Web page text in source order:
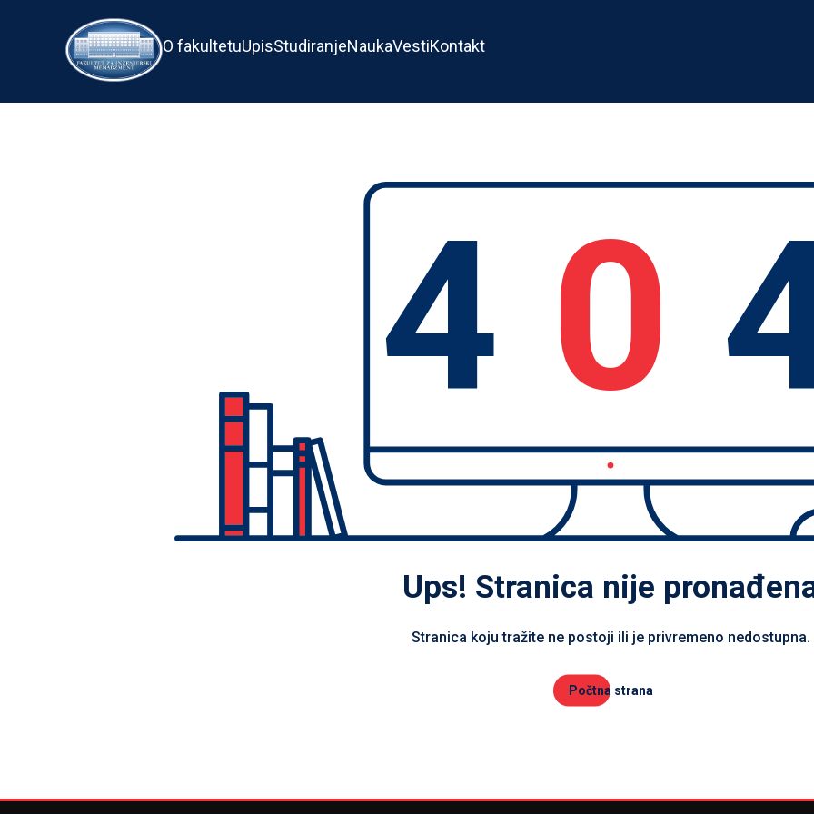
O fakultetuUpisStudiranjeNaukaVestiKontakt
4 0
Ups! Stranica nije
Stranica koju tražite ne postoji ili je privremeno nedostupna.
Počtna strana